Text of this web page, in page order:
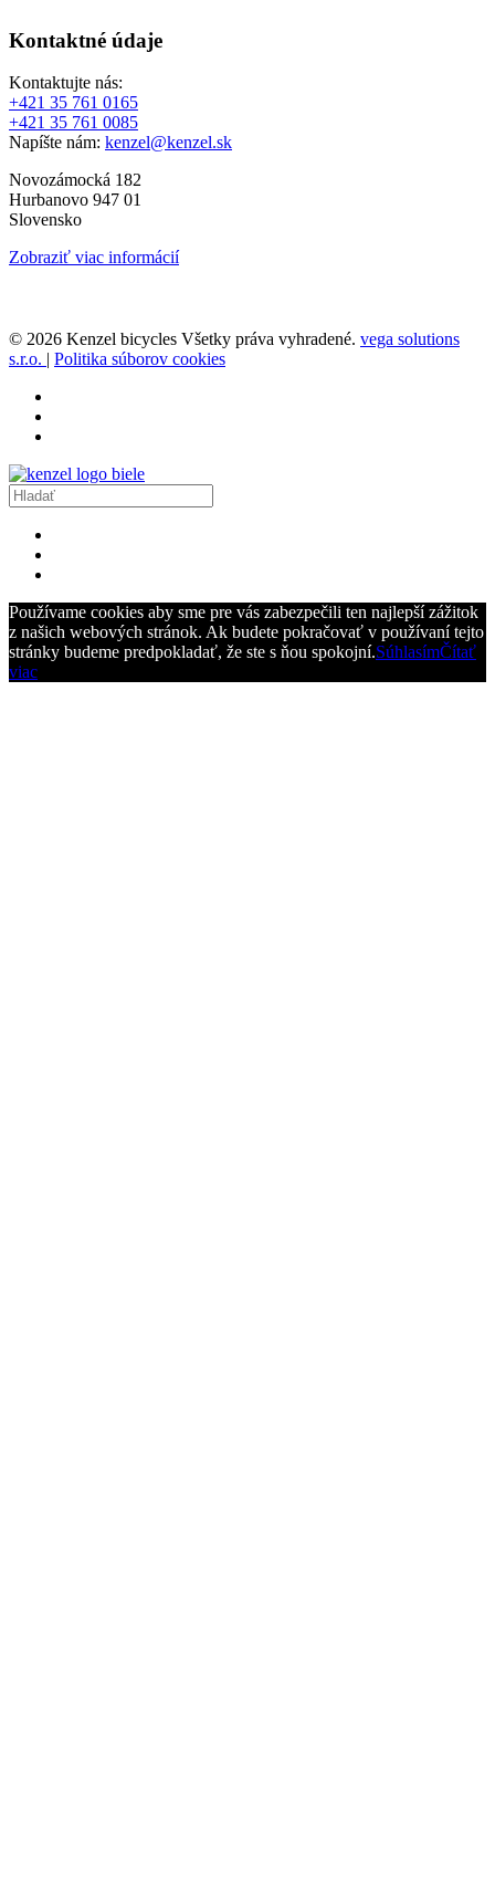
Kontaktné údaje
Kontaktujte nás:
+421 35 761 0165
+421 35 761 0085
Napíšte nám: kenzel@kenzel.sk
Novozámocká 182
Hurbanovo 947 01
Slovensko
Zobraziť viac informácií
© 2026 Kenzel bicycles Všetky práva vyhradené. vega solutions
s.r.o. | Politika súborov cookies
Používame cookies aby sme pre vás zabezpečili ten najlepší zážitok
z našich webových stránok. Ak budete pokračovať v používaní tejto
stránky budeme predpokladať, že ste s ňou spokojní.SúhlasímČítať
viac